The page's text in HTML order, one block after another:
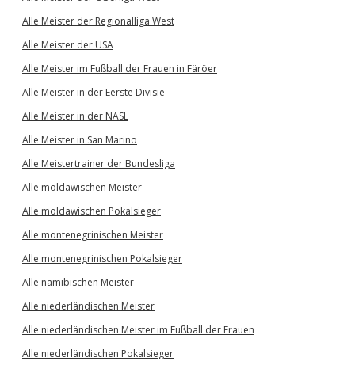
Alle Meister der Regionalliga West
Alle Meister der USA
Alle Meister im Fußball der Frauen in Färöer
Alle Meister in der Eerste Divisie
Alle Meister in der NASL
Alle Meister in San Marino
Alle Meistertrainer der Bundesliga
Alle moldawischen Meister
Alle moldawischen Pokalsieger
Alle montenegrinischen Meister
Alle montenegrinischen Pokalsieger
Alle namibischen Meister
Alle niederländischen Meister
Alle niederländischen Meister im Fußball der Frauen
Alle niederländischen Pokalsieger